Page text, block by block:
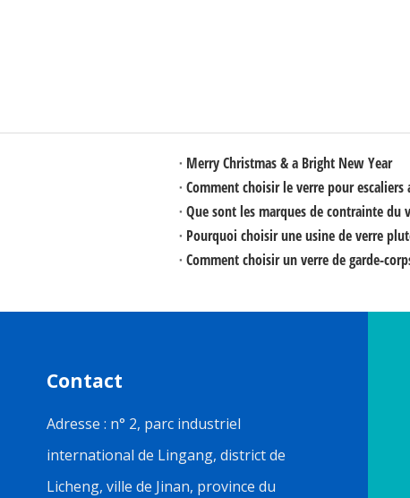
Merry Christmas & a Bright New Year
Comment choisir le verre pour escaliers
Que sont les marques de contrainte du
Pourquoi choisir une usine de verre
Comment choisir un verre de garde-
Contact
Adresse : n° 2, parc industriel
international de Lingang, district de
Licheng, ville de Jinan, province du